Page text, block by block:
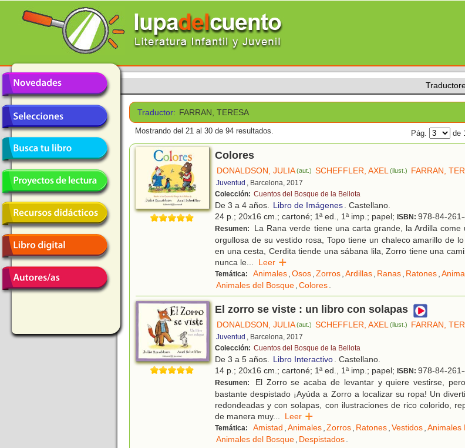
Traductor: FARRAN, TERESA
Mostrando del 21 al 30 de 94 resultados. Pág. de
Colores
DONALDSON, JULIA(aut.) SCHEFFLER, AXEL(ilust.) FARRAN,
Juventud , Barcelona, 2017
Colección: Cuentos del Bosque de la Bellota
De 3 a 4 años. Libro de Imágenes. Castellano.
24 p.; 20x16 cm.; cartoné; 1ª ed., 1ª imp.; papel; ISBN: 978-84-
Resumen:
La Rana verde tiene una carta grande, la Ardilla
orgullosa de su vestido rosa, Topo tiene un chaleco amarillo de
en una cesta, Cerdita tiende una sábana lila, Zorro tiene una
nunca le... Leer
Temática: Animales,Osos,Zorros,Ardillas, Ranas, Ratones,
Animales del Bosque,Colores.
El zorro se viste : un libro con solapas
DONALDSON, JULIA(aut.) SCHEFFLER, AXEL(ilust.) FARRAN,
Juventud , Barcelona, 2017
Colección: Cuentos del Bosque de la Bellota
De 3 a 5 años. Libro Interactivo. Castellano.
14 p.; 20x16 cm.; cartoné; 1ª ed., 1ª imp.; papel; ISBN: 978-84-
Resumen:
El Zorro se acaba de levantar y quiere vestirse,
bastante despistado ¡Ayúda a Zorro a localizar su ropa! Un
redondeadas y con solapas, con ilustraciones de rico colorido,
de manera muy... Leer
Temática: Amistad ,Animales,Zorros, Ratones,Vestidos,Animales
Animales del Bosque, Despistados.